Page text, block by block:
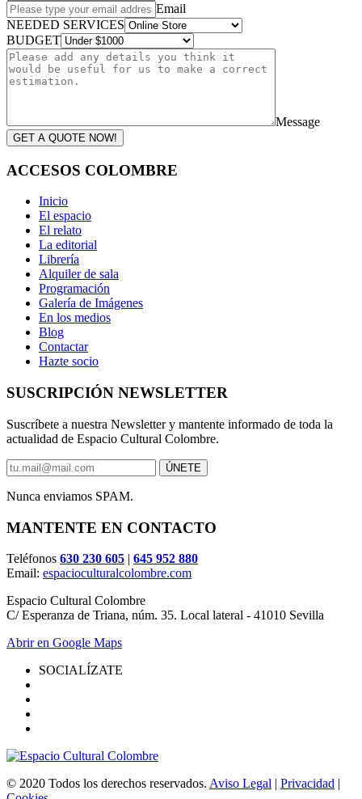
Email
NEEDED SERVICES
BUDGET
Message
GET A QUOTE NOW!
ACCESOS COLOMBRE
Inicio
El espacio
El relato
La editorial
Librería
Alquiler de sala
Programación
Galería de Imágenes
En los medios
Blog
Contactar
Hazte socio
SUSCRIPCIÓN NEWSLETTER
Suscríbete a nuestra Newsletter y mantente informado de toda la
actualidad de Espacio Cultural Colombre.
Nunca enviamos SPAM.
MANTENTE EN CONTACTO
Teléfonos 630 230 605 | 645 952 880
Email: espacioculturalcolombre.com
Espacio Cultural Colombre
C/ Esperanza de Triana, núm. 35. Local lateral - 41010 Sevilla
Abrir en Google Maps
SOCIALÍZATE
© 2020 Todos los derechos reservados. Aviso Legal | Privacidad |